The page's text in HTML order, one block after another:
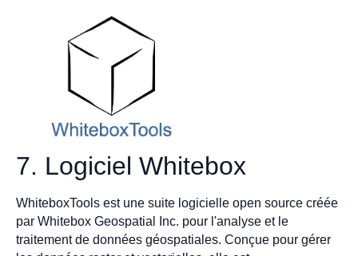
7. Logiciel Whitebox
WhiteboxTools est une suite logicielle open source créée
par Whitebox Geospatial Inc. pour l'analyse et le
traitement de données géospatiales. Conçue pour gérer